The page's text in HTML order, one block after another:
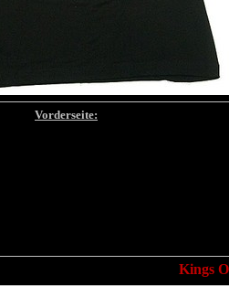
Vorderseite:
Kings